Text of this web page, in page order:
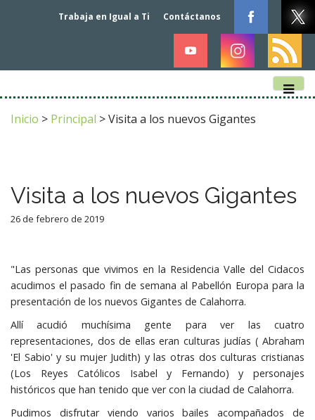
M
a
i
e
n
u
i
c
o
n
n
Inicio > Principal >Visita a los nuevos Gigantes
Visita a los nuevos Gigantes
26 de febrero de 2019
"Las personas que vivimos en la Residencia Valle del Cidacos
acudimos el pasado fin de semana al Pabellón Europa para la
presentación de los nuevos Gigantes de Calahorra.
Allí acudió muchísima gente para ver las cuatro
representaciones, dos de ellas eran culturas judías ( Abraham
'El Sabio' y su mujer Judith) y las otras dos culturas cristianas
(Los Reyes Católicos Isabel y Fernando) y personajes
históricos que han tenido que ver con la ciudad de Calahorra.
Pudimos disfrutar viendo varios bailes acompañados de
Trabaja en Igual a Ti Contáctanos